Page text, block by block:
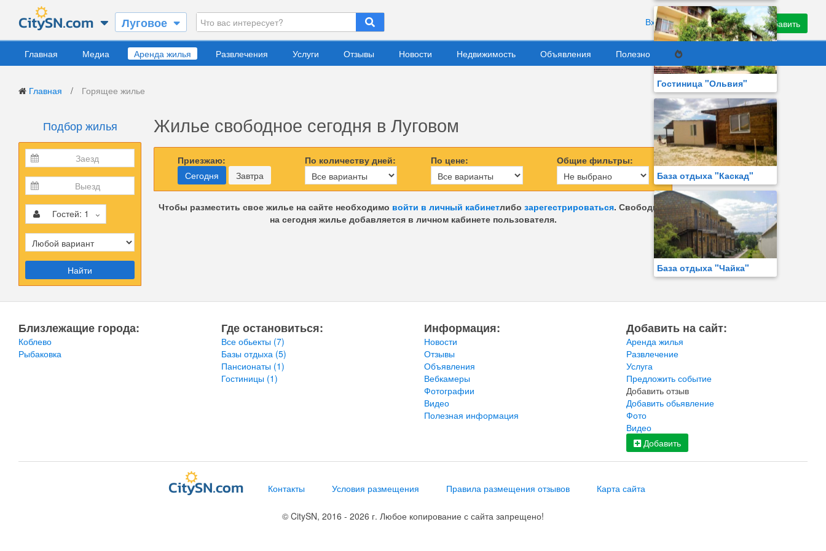
Луговое Добавить
Вход Регистрация
Главная Медиа Аренда жилья Развлечения Услуги Отзывы Новости Недвижимость Объявления Полезно
Главная / Горящее жилье
Подбор жилья
Гостей: 1
Найти
Жилье свободное сегодня в Луговом
Приезжаю:
Сегодня
Завтра
По количеству дней: По цене: Общие фильтры:
Чтобы разместить свое жилье на сайте необходимо войти в личный кабинетлибо зарегестрироваться. Свободное
на сегодня жилье добавляется в личном кабинете пользователя.
Гостиница "Ольвия"
База отдыха "Каскад"
База отдыха "Чайка"
Близлежащие города:
Коблево
Рыбаковка
Где остановиться:
Все обьекты (7)
Базы отдыха (5)
Пансионаты (1)
Гостиницы (1)
Информация:
Новости
Отзывы
Объявления
Вебкамеры
Фотографии
Видео
Полезная информация
Добавить на сайт:
Аренда жилья
Развлечение
Услуга
Предложить событие
Добавить отзыв
Добавить обьявление
Фото
Видео
Добавить
Контакты Условия размещения Правила размещения отзывов Карта сайта
© CitySN, 2016 - 2026 г. Любое копирование с сайта запрещено!